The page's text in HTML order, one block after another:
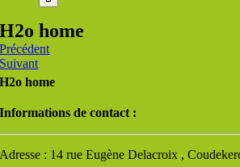
H2o home
Précédent
Suivant
H2o home
Informations de contact :
Adresse : 14 rue Eugène Delacroix ,